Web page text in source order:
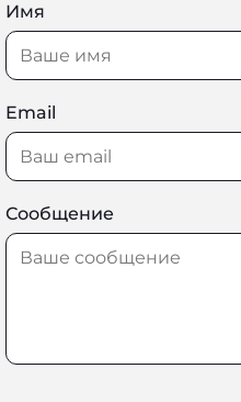
Имя
Email
Сообщение